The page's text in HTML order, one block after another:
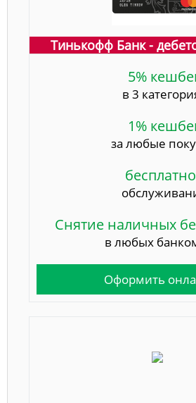
Тинькофф Банк -
5%
в 3
1%
за любые
Снятие наличных
в любых
Оформить